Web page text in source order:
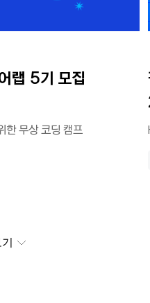
랩 5기 모집
한 무상 코딩 캠프